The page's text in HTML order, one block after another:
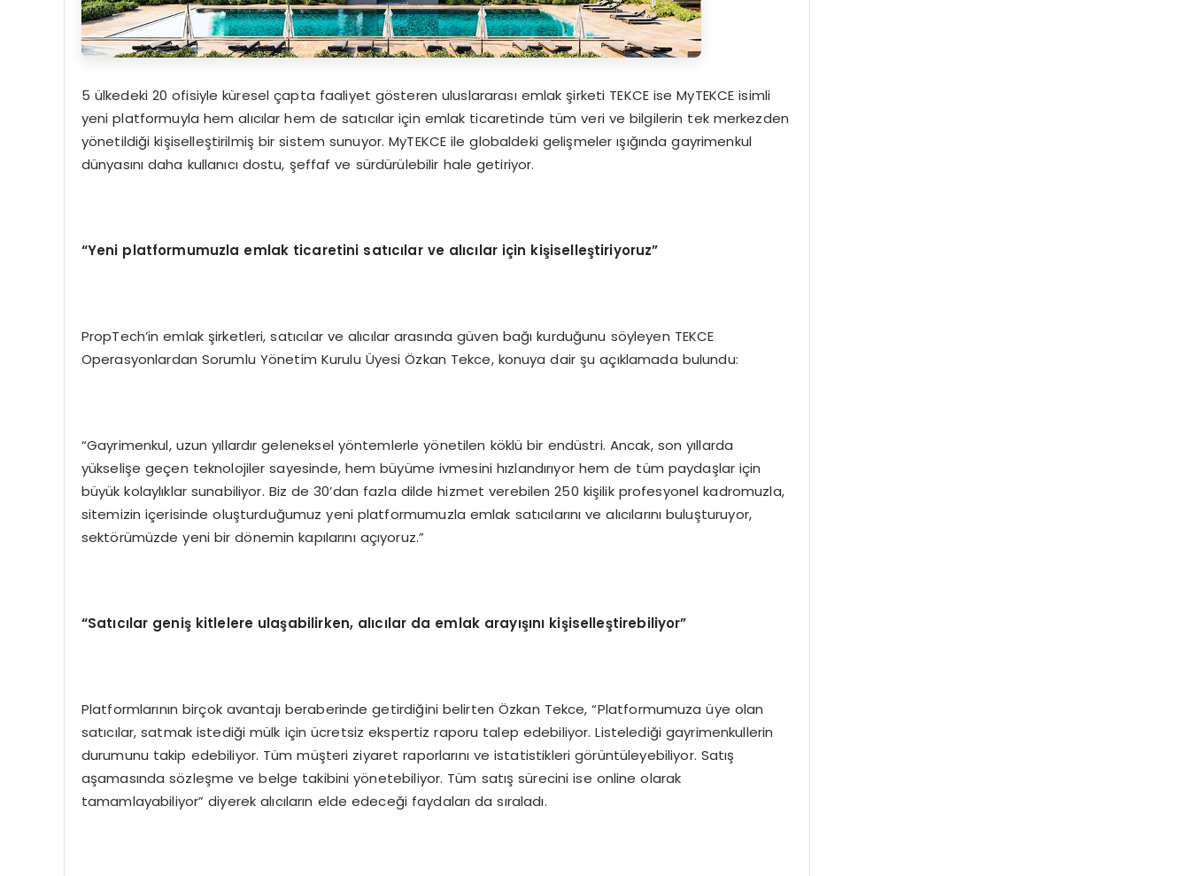
5 ülkedeki 20 ofisiyle küresel çapta faaliyet gösteren uluslararası emlak şirketi TEKCE ise MyTEKCE isimli
yeni platformuyla hem alıcılar hem de satıcılar için emlak ticaretinde tüm veri ve bilgilerin tek merkezden
yönetildiği kişiselleştirilmiş bir sistem sunuyor. MyTEKCE ile globaldeki gelişmeler ışığında gayrimenkul
dünyasını daha kullanıcı dostu, şeffaf ve sürdürülebilir hale getiriyor.
“Yeni platformumuzla emlak ticaretini satıcılar ve alıcılar için kişiselleştiriyoruz”
PropTech’in emlak şirketleri, satıcılar ve alıcılar arasında güven bağı kurduğunu söyleyen TEKCE
Operasyonlardan Sorumlu Yönetim Kurulu Üyesi Özkan Tekce, konuya dair şu açıklamada bulundu:
“Gayrimenkul, uzun yıllardır geleneksel yöntemlerle yönetilen köklü bir endüstri. Ancak, son yıllarda
yükselişe geçen teknolojiler sayesinde, hem büyüme ivmesini hızlandırıyor hem de tüm paydaşlar için
büyük kolaylıklar sunabiliyor. Biz de 30’dan fazla dilde hizmet verebilen 250 kişilik profesyonel kadromuzla,
sitemizin içerisinde oluşturduğumuz yeni platformumuzla emlak satıcılarını ve alıcılarını buluşturuyor,
sektörümüzde yeni bir dönemin kapılarını açıyoruz.”
“Satıcılar geniş kitlelere ulaşabilirken, alıcılar da emlak arayışını kişiselleştirebiliyor”
Platformlarının birçok avantajı beraberinde getirdiğini belirten Özkan Tekce, “Platformumuza üye olan
satıcılar, satmak istediği mülk için ücretsiz ekspertiz raporu talep edebiliyor. Listelediği gayrimenkullerin
durumunu takip edebiliyor. Tüm müşteri ziyaret raporlarını ve istatistikleri görüntüleyebiliyor. Satış
aşamasında sözleşme ve belge takibini yönetebiliyor. Tüm satış sürecini ise online olarak
tamamlayabiliyor” diyerek alıcıların elde edeceği faydaları da sıraladı.